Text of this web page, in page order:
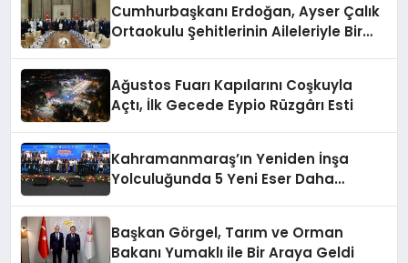
Cumhurbaşkanı Erdoğan, Ayser Çalık
Ortaokulu Şehitlerinin Aileleriyle Bir
Ağustos Fuarı Kapılarını Coşkuyla
Açtı, İlk Gecede Eypio Rüzgârı Esti
Kahramanmaraş’ın Yeniden İnşa
Yolculuğunda 5 Yeni Eser Daha
Başkan Görgel, Tarım ve Orman
Bakanı Yumaklı ile Bir Araya Geldi